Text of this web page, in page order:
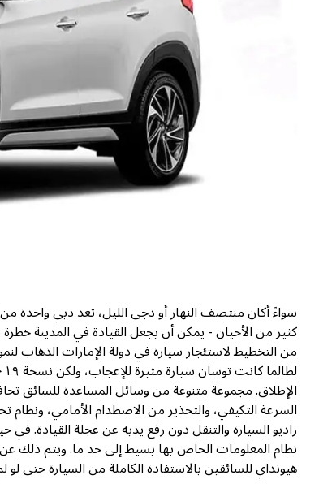
سواءً أكان منتصف النهار أو دجى الليل، تعد دبي واحدة من
كثير من الأحيان - يمكن أن يجعل القيادة في
الإطلاق. مجموعة متنوعة من وسائل المساعدة للسائق
السرعة التكيفي، والتحذير من الاصطدام الأمامي،
نظام المعلومات الخاص بها بسيط إلى حد ما. ويتم ذلك
هيونداي للسائقين بالاستفادة الكاملة من السيارة حتى لو